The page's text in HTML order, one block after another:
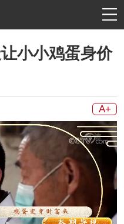
小小鸡蛋身价
A+